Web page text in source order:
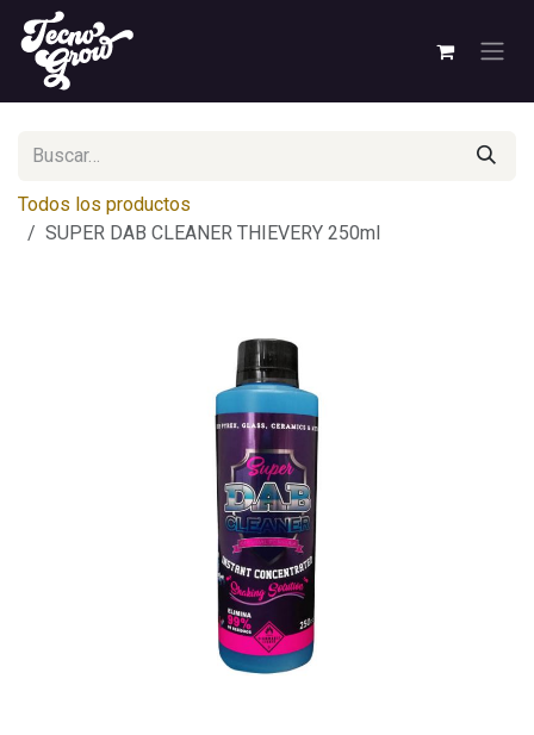
Ir al contenido
Todos los productos
SUPER DAB CLEANER THIEVERY 250ml